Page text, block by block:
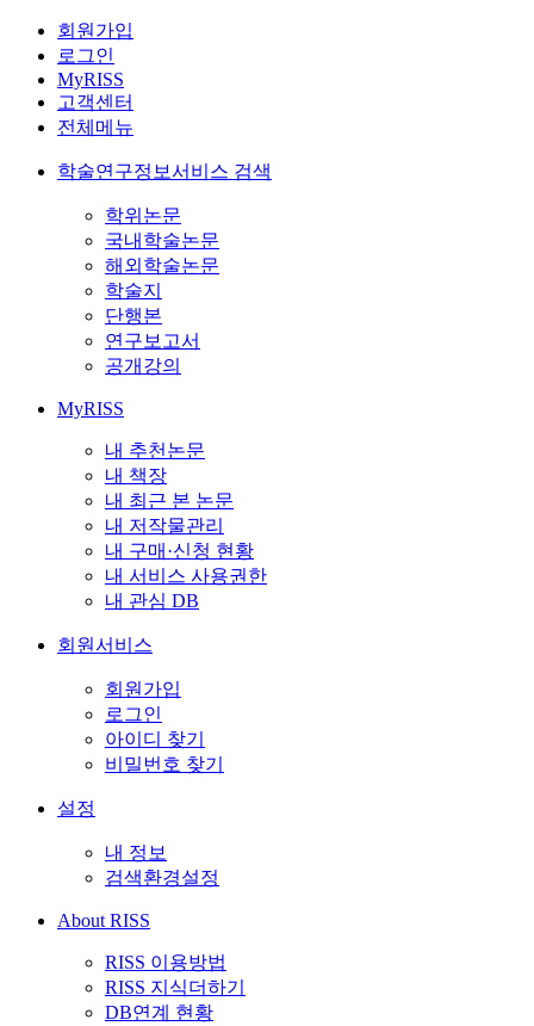
회원가입
로그인
MyRISS
고객센터
전체메뉴
학술연구정보서비스 검색
학위논문
국내학술논문
해외학술논문
학술지
단행본
연구보고서
공개강의
MyRISS
내 추천논문
내 책장
내 최근 본 논문
내 저작물관리
내 구매·신청 현황
내 서비스 사용권한
내 관심 DB
회원서비스
회원가입
로그인
아이디 찾기
비밀번호 찾기
설정
내 정보
검색환경설정
About RISS
RISS 이용방법
RISS 지식더하기
DB연계 현황